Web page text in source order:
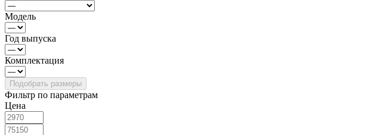
Модель
Год выпуска
Комплектация
Фильтр по параметрам
Цена